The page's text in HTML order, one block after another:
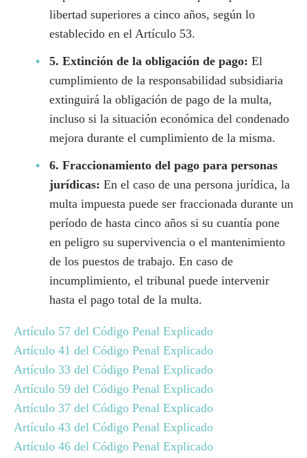
libertad superiores a cinco años, según lo
establecido en el Artículo 53.
5. Extinción de la obligación de pago: El
cumplimiento de la responsabilidad subsidiaria
extinguirá la obligación de pago de la multa,
incluso si la situación económica del condenado
mejora durante el cumplimiento de la misma.
6. Fraccionamiento del pago para personas
jurídicas: En el caso de una persona jurídica, la
multa impuesta puede ser fraccionada durante un
período de hasta cinco años si su cuantía pone
en peligro su supervivencia o el mantenimiento
de los puestos de trabajo. En caso de
incumplimiento, el tribunal puede intervenir
hasta el pago total de la multa.
Artículo 57 del Código Penal Explicado
Artículo 41 del Código Penal Explicado
Artículo 33 del Código Penal Explicado
Artículo 59 del Código Penal Explicado
Artículo 37 del Código Penal Explicado
Artículo 43 del Código Penal Explicado
Artículo 46 del Código Penal Explicado